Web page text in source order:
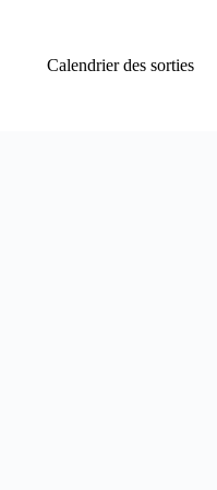
Calendrier des sorties